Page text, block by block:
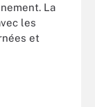
La
les
et